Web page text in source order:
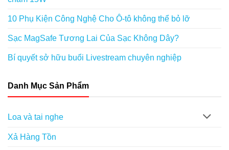
10 Phụ Kiện Công Nghệ Cho Ô-tô không thể bỏ lỡ
Sạc MagSafe Tương Lai Của Sạc Không Dây?
Bí quyết sở hữu buổi Livestream chuyên nghiệp
Danh Mục Sản Phẩm
Loa và tai nghe
Xả Hàng Tồn